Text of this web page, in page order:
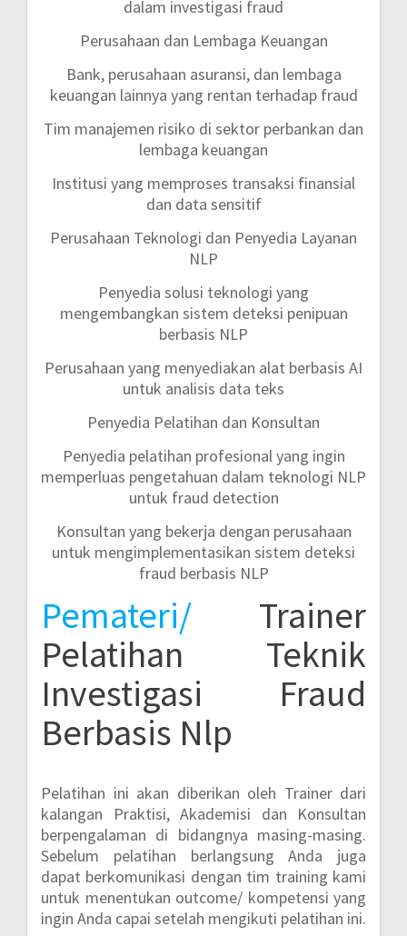
dalam investigasi fraud
Perusahaan dan Lembaga Keuangan
Bank, perusahaan asuransi, dan lembaga
keuangan lainnya yang rentan terhadap fraud
Tim manajemen risiko di sektor perbankan dan
lembaga keuangan
Institusi yang memproses transaksi finansial
dan data sensitif
Perusahaan Teknologi dan Penyedia Layanan
NLP
Penyedia solusi teknologi yang
mengembangkan sistem deteksi penipuan
berbasis NLP
Perusahaan yang menyediakan alat berbasis AI
untuk analisis data teks
Penyedia Pelatihan dan Konsultan
Penyedia pelatihan profesional yang ingin
memperluas pengetahuan dalam teknologi NLP
untuk fraud detection
Konsultan yang bekerja dengan perusahaan
untuk mengimplementasikan sistem deteksi
fraud berbasis NLP
Pemateri/ Trainer
Pelatihan Teknik
Investigasi Fraud
Berbasis Nlp
Pelatihan ini akan diberikan oleh Trainer dari
kalangan Praktisi, Akademisi dan Konsultan
berpengalaman di bidangnya masing-masing.
Sebelum pelatihan berlangsung Anda juga
dapat berkomunikasi dengan tim training kami
untuk menentukan outcome/ kompetensi yang
ingin Anda capai setelah mengikuti pelatihan ini.